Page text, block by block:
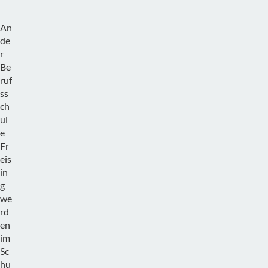
An
de
r
Be
ruf
ss
ch
ul
e
Fr
eis
in
g
we
rd
en
im
Sc
hu